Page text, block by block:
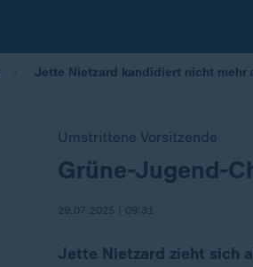
Jette Nietzard kandidiert nicht mehr
Umstrittene Vorsitzende
:
Grüne-Jugend-
29.07.2025 | 09:31
Jette Nietzard zieht sich